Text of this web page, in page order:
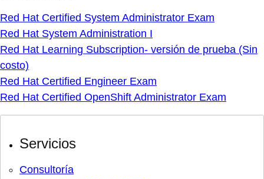
Red Hat Certified System Administrator Exam
Red Hat System Administration I
Red Hat Learning Subscription- versión de prueba (Sin
costo)
Red Hat Certified Engineer Exam
Red Hat Certified OpenShift Administrator Exam
Servicios
Consultoría